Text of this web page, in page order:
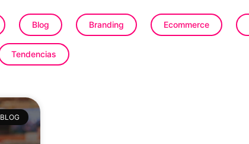
Blog Branding Ecommerce
Tendencias
BLOG